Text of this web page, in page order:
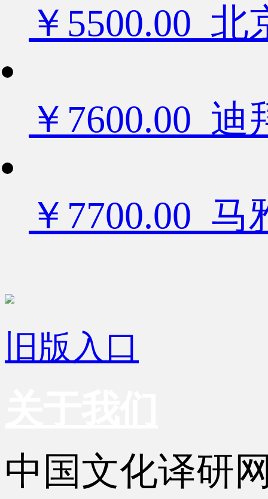
￥5500.00
￥7600.00
￥7700.00 马
旧版入口
中国文化译研